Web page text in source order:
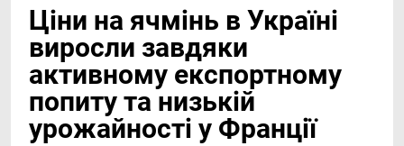
Ціни на ячмінь в Україні
виросли завдяки
активному експортному
попиту та низькій
урожайності у Франції